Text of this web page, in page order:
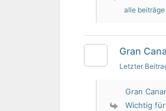
alle
Gran
Letzter
Gran
Wichtig